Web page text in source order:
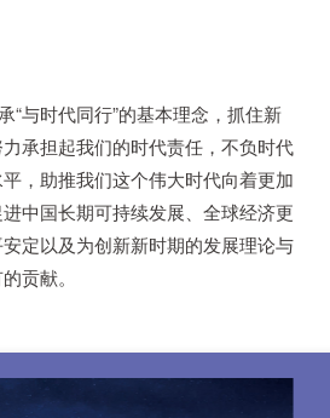
目
坛
讲堂
“与时代同行”的基本理念，抓住新
承担起我们的时代责任，不负时代
，助推我们这个伟大时代向着更加
中国长期可持续发展、全球经济更
定以及为创新新时期的发展理论与
贡献。